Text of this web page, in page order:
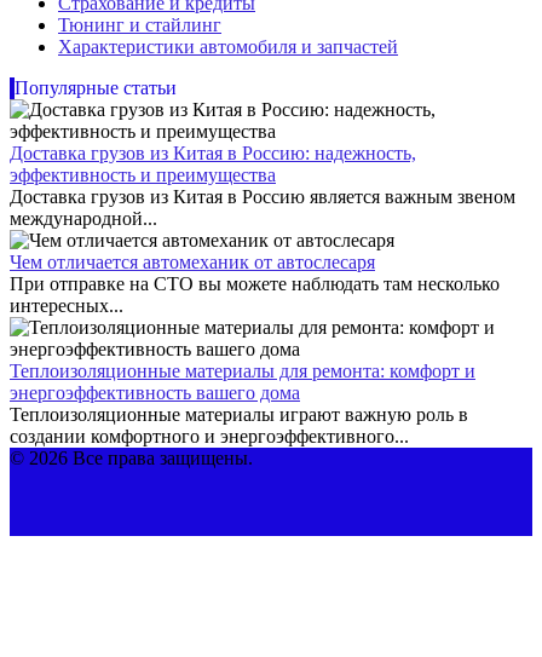
Тюнинг и стайлинг
Характеристики автомобиля и запчастей
Популярные статьи
Доставка грузов из Китая в Россию: надежность,
эффективность и преимущества
Доставка грузов из Китая в Россию является важным звеном
международной...
Чем отличается автомеханик от автослесаря
При отправке на СТО вы можете наблюдать там несколько
интересных...
Теплоизоляционные материалы для ремонта: комфорт и
энергоэффективность вашего дома
Теплоизоляционные материалы играют важную роль в
создании комфортного и энергоэффективного...
© 2026 Все права защищены.